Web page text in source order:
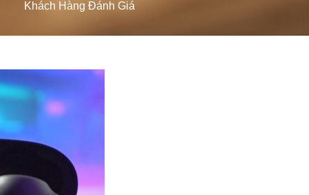
Khách Hàng Đánh Giá